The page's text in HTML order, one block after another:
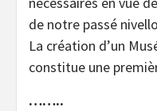
de notre passé
La création d’un
constitue une
……..